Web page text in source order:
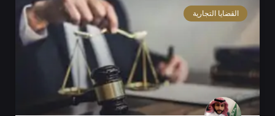
القضايا التجارية